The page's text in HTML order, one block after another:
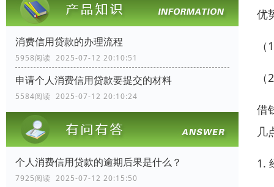
消费信用贷款的办理流程
5958阅读 2025-07-12 20:10:51
申请个人消费信用贷款要提交的材料
5584阅读 2025-07-12 20:10:24
个人消费信用贷款的逾期后果是什么？
7925阅读 2025-07-12 20:15:50
优
借
几
1.